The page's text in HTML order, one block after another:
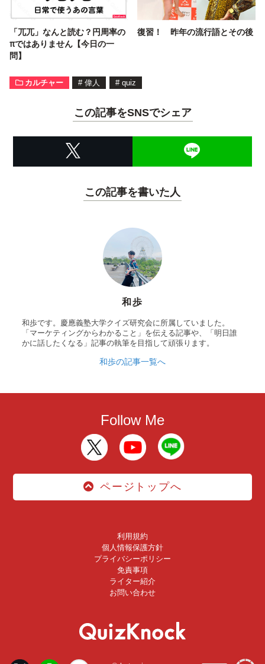
「兀兀」なんと読む？円周率の
πではありません【今日の一
問】
復習！ 昨年の流行語とその後
カルチャー # 偉人 # quiz
この記事をSNSでシェア
この記事を書いた人
和歩
和歩です。慶應義塾大学クイズ研究会に所属していました。
「マーケティングからわかること」を伝える記事や、「明日誰
かに話したくなる」記事の執筆を目指して頑張ります。
和歩の記事一覧へ
Follow Me
ページトップへ
利用規約
個人情報保護方針
プライバシーポリシー
免責事項
ライター紹介
お問い合わせ